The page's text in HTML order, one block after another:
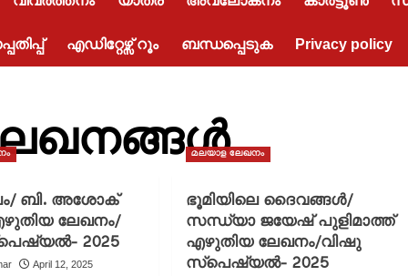
എഡിറ്റേഴ്സ് റൂം ബന്ധപ്പെടുക Privacy policy
ബി. അശോക്
ലേഖനം/
2025
April 12, 2025
മലയാള ലേഖനം
ഭൂമിയിലെ ദൈവങ്ങൾ/
സന്ധ്യാ ജയേഷ് പുളിമാത്ത്
എഴുതിയ ലേഖനം/വിഷു
സ്പെഷ്യൽ- 2025